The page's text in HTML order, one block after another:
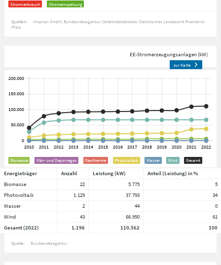
Stromverbrauch Stromeinspeisung
Quellen: Amprion GmbH Bundesnetzagentur Verteilnetzbetreiber Statistisches Landesamt Rheinland-
Pfalz
EE-Stromerzeugungsanlagen (kW)
zur Karte
Biomasse Klär- und Deponiegas Geothermie Photovoltaik Wasser Wind Gesamt
Energieträger Anzahl Leistung (kW)
Anteil (Leistung) in %
Biomasse
22 5.775
5
Photovoltaik
1.129 37.793
34
Wasser
2 44
0
Wind
43 66.950
61
Gesamt (2022)
1.196 110.562 100
Quelle: Bundesnetzagentur